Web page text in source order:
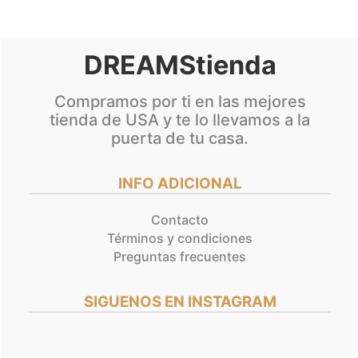
DREAMStienda
Compramos por ti en las mejores
tienda de USA y te lo llevamos a la
puerta de tu casa.
INFO ADICIONAL
Contacto
Términos y condiciones
Preguntas frecuentes
SIGUENOS EN INSTAGRAM